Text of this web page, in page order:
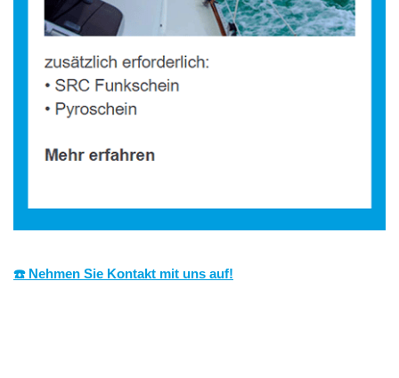
☎️ Nehmen Sie Kontakt mit uns auf!